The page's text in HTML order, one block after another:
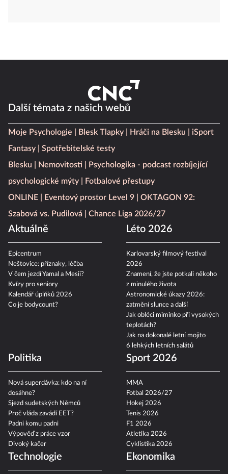
Další témata z našich webů
Moje Psychologie Blesk Tlapky Hráči na Blesku
iSport
Fantasy
Spotřebitelské testy
Blesku
Nemovitosti
Psychologika - podcast rozbíjející
psychologické mýty
Fotbalové přestupy
ONLINE
Eventový prostor Level 9
OKTAGON 92:
Szabová vs. Pudilová
Chance Liga 2026/27
Aktuálně
Epicentrum
Neštovice: příznaky, léčba
V čem jezdí Yamal a Mesii?
Kvízy pro seniory
Kalendář úplňků 2026
Co je bodycount?
Léto 2026
Karlovarský filmový festival
2026
Znamení, že jste potkali někoho
z minulého života
Astronomické úkazy 2026:
zatmění slunce a další
Jak obléci miminko při vysokých
teplotách?
Jak na dokonalé letní mojito
6 lehkých letních salátů
Politika
Nová superdávka: kdo na ní
dosáhne?
Sjezd sudetských Němců
Proč vláda zavádí EET?
Padni komu padni
Výpověď z práce vzor
Divoký kačer
Sport 2026
MMA
Fotbal 2026/27
Hokej 2026
Tenis 2026
F1 2026
Atletika 2026
Cyklistika 2026
Technologie Ekonomika